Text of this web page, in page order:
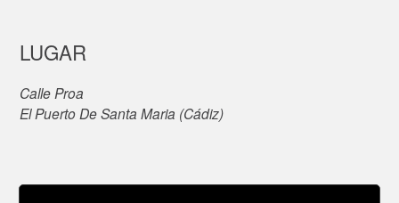
LUGAR
Calle Proa
El Puerto De Santa Maria (Cádiz)